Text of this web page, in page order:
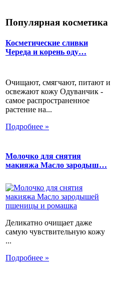
Популярная косметика
Косметические сливки
Череда и корень оду…
Очищают, смягчают, питают и
освежают кожу Одуванчик -
самое распространенное
растение на...
Подробнее »
Молочко для снятия
макияжа Масло зародыш…
Деликатно очищает даже
самую чувствительную кожу
...
Подробнее »